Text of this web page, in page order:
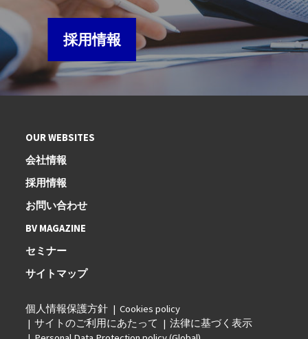
採用情報
OUR WEBSITES
会社情報
採用情報
お問い合わせ
BV MAGAZINE
セミナー
サイトマップ
個人情報保護方針
Cookies policy
サイトのご利用にあたって
法律に基づく表示